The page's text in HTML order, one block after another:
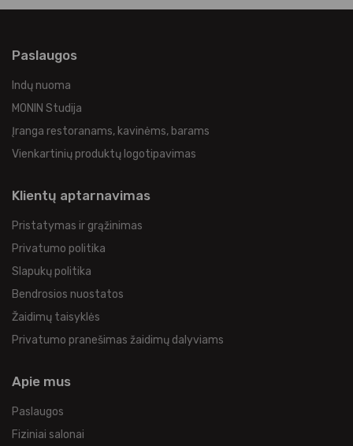
Paslaugos
Indų nuoma
MONIN Studija
Įranga restoranams, kavinėms, barams
Vienkartinių produktų logotipavimas
Klientų aptarnavimas
Pristatymas ir grąžinimas
Privatumo politika
Slapukų politika
Bendrosios nuostatos
Žaidimų taisyklės
Privatumo pranešimas žaidimų dalyviams
Apie mus
Paslaugos
Fiziniai salonai